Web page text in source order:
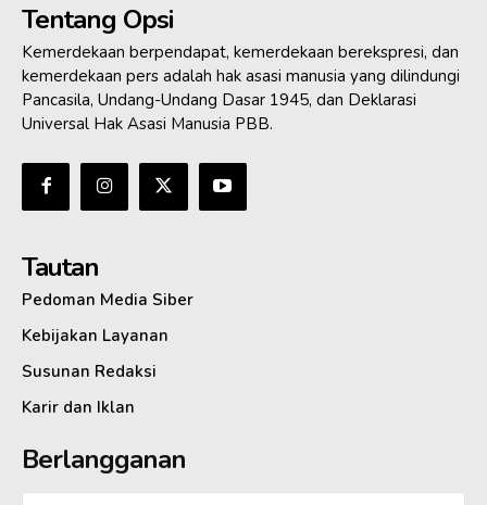
Tentang Opsi
Kemerdekaan berpendapat, kemerdekaan berekspresi, dan
kemerdekaan pers adalah hak asasi manusia yang dilindungi
Pancasila, Undang-Undang Dasar 1945, dan Deklarasi
Universal Hak Asasi Manusia PBB.
Tautan
Pedoman Media Siber
Kebijakan Layanan
Susunan Redaksi
Karir dan Iklan
Berlangganan